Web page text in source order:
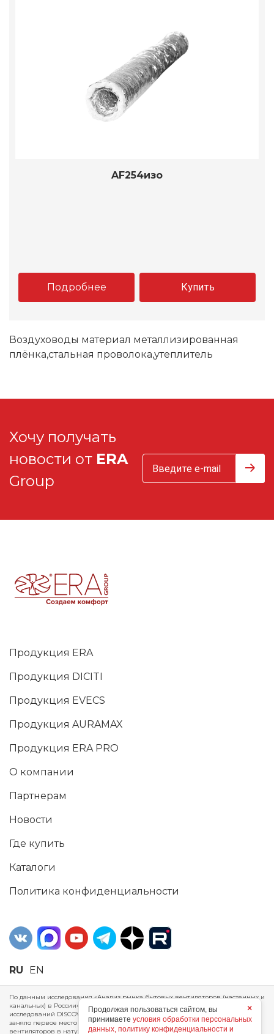
AF254изо
Подробнее Купить
Воздуховоды материал металлизированная
плёнка,стальная проволока,утеплитель
Хочу получать
новости от ERA
Group
Продукция ERA
Продукция DICITI
Продукция EVECS
Продукция AURAMAX
Продукция ERA PRO
О компании
Партнерам
Новости
Где купить
Каталоги
Политика конфиденциальности
RU EN
По данным исследования «Анализ рынка бытовых вентиляторов (настенных и
канальных) в России», проведенного Агентством маркетинговых
исследований DISCOVERY RESEARCH Group, 2025 г. ERA Group (ООО «ЭРА»)
заняло первое место по производству, объему продаж и экспорту бытовых
вентиляторов в натуральном и стоимостном выражении за 2024 год.
×
Продолжая пользоваться сайтом, вы
принимаете условия обработки персональных
данных, политику конфиденциальности и